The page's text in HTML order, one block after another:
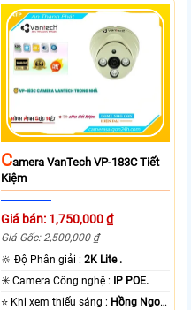
CAmera VanTech VP-183C Tiết
Kiệm
Giá bán: 1,750,000 ₫
Giá Gốc: 2,500,000 ₫
🔆 Độ Phân giải :2K Lite .
✳️ Camera Công nghệ :
IP POE.
⭐ Khi xem thiếu sáng : Hồng Ngoại